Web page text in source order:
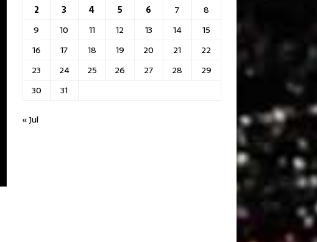
2
3 4 5 6 7
8
9
10 11 12 13 14
15
16
17 18 19 20 21
22
23
24 25 26 27 28
29
30
31
« Jul